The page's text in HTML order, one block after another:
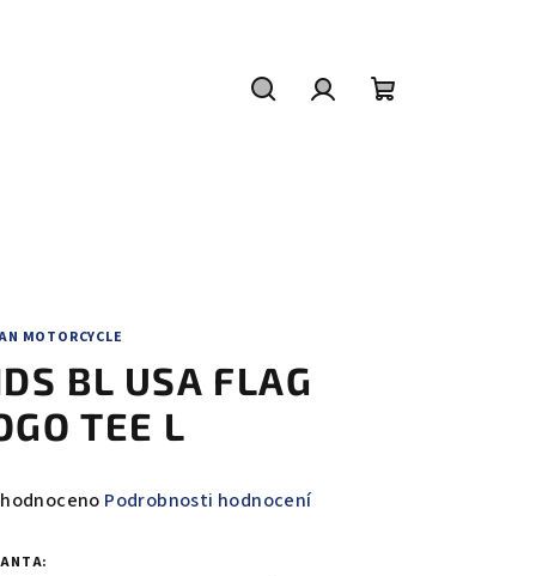
MOTORCYCLE
BL USA FLAG
TEE L
Podrobnosti hodnocení